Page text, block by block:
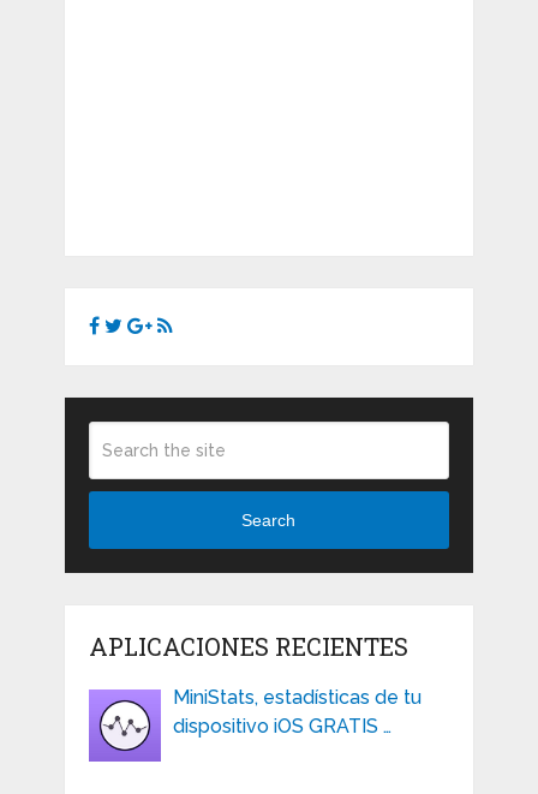
Search
APLICACIONES RECIENTES
MiniStats, estadísticas de tu
dispositivo iOS GRATIS …